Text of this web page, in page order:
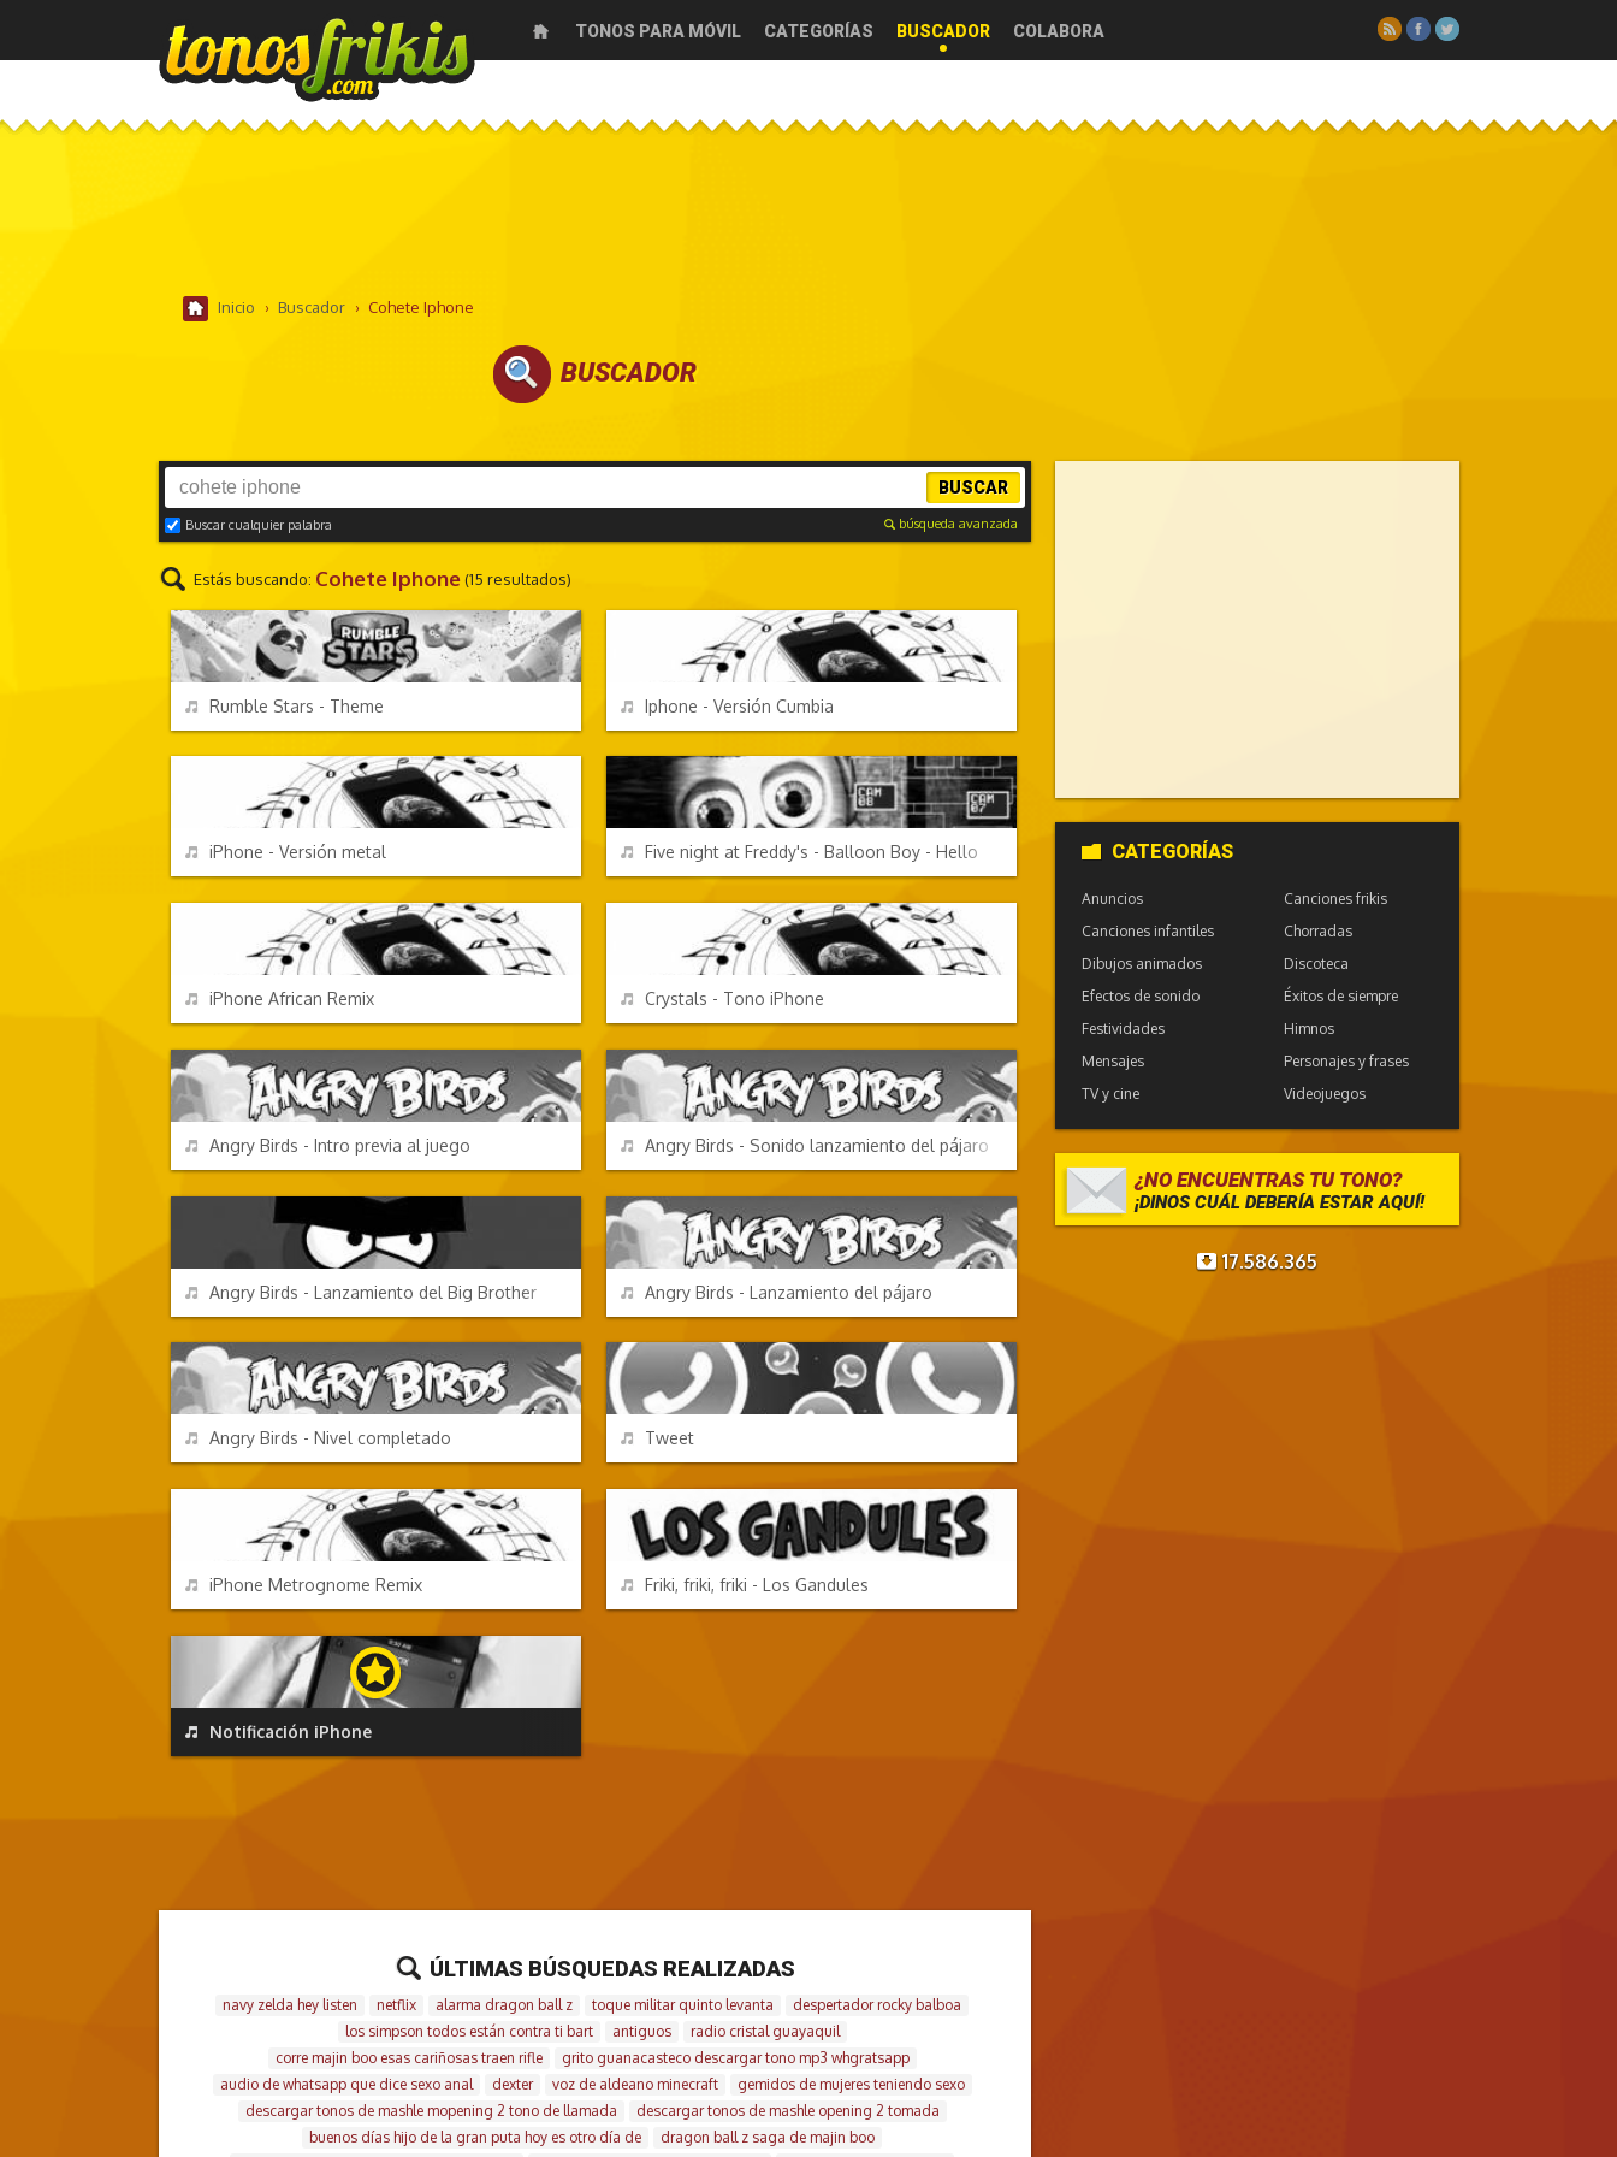
TONOS PARA MÓVIL CATEGORÍAS BUSCADOR COLABORA
Inicio › Buscador › Cohete Iphone
BUSCADOR
BUSCAR
Buscar cualquier palabra búsqueda avanzada
Estás buscando: Cohete Iphone(15 resultados)
VIDEOJUEGOS
REPRODUCIR
Rumble Stars - Theme REPRODUCIR
Iphone - Versión Cumbia
EFECTOS DE SONIDO
REPRODUCIR
iPhone - Versión metal
VIDEOJUEGOS
REPRODUCIR
Five night at Freddy's - Balloon Boy - Hello
EFECTOS DE SONIDO
REPRODUCIR
iPhone African Remix
EFECTOS DE SONIDO
REPRODUCIR
Crystals - Tono iPhone
VIDEOJUEGOS
REPRODUCIR
Angry Birds - Intro previa al juego
VIDEOJUEGOS
REPRODUCIR
Angry Birds - Sonido lanzamiento del pájaro
VIDEOJUEGOS
REPRODUCIR
Angry Birds - Lanzamiento del Big Brother
VIDEOJUEGOS
REPRODUCIR
Angry Birds - Lanzamiento del pájaro
VIDEOJUEGOS
REPRODUCIR
Angry Birds - Nivel completado
EFECTOS DE SONIDO
REPRODUCIR
Tweet
CHORRADAS
REPRODUCIR
iPhone Metrognome Remix
CANCIONES FRIKIS
REPRODUCIR
Friki, friki, friki - Los Gandules
EFECTOS DE SONIDO
REPRODUCIR
Notificación iPhone
ÚLTIMAS BÚSQUEDAS REALIZADAS
navy zelda hey listen netflix alarma dragon ball z toque militar quinto levanta
despertador rocky balboa
los simpson todos están contra ti bart
antiguos
radio cristal guayaquil
corre majin boo esas cariñosas traen rifle
grito guanacasteco descargar tono mp3 whgratsapp
audio de whatsapp que dice sexo anal
dexter voz de aldeano minecraft
gemidos de mujeres teniendo sexo
descargar tonos de mashle mopening 2 tono de llamada
descargar tonos de mashle opening 2 tomada
buenos días hijo de la gran puta hoy es otro día de
dragon ball z saga de majin boo
CATEGORÍAS
Anuncios
Canciones frikis
Canciones infantiles
Chorradas
Dibujos animados
Discoteca
Efectos de sonido
Éxitos de siempre
Festividades
Himnos
Mensajes
Personajes y frases
TV y cine
Videojuegos
¿NO ENCUENTRAS TU TONO?
¡DINOS CUÁL DEBERÍA ESTAR AQUÍ!
17.586.365